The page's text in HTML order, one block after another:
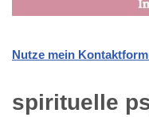
Nutze mein
spirituelle